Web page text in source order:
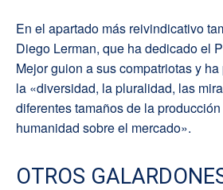
En el apartado más reivindicativo
Diego Lerman, que ha dedicado el
Mejor guion a sus compatriotas y
la «diversidad, la pluralidad, las
diferentes tamaños de la
humanidad sobre el mercado».
OTROS